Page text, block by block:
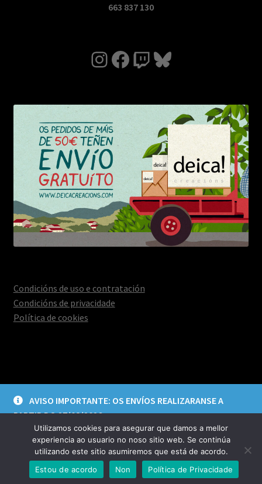
AVISO IMPORTANTE: OS ENVÍOS REALIZARANSE A
PARTIR DO 27/08/2026
Descartar
663 837 130
Instagram
Facebook
TwitchBluesky
Condicións de uso e contratación
Condicións de privacidade
Política de cookies
Aviso legal e política de privacidade
Construído con
0
Utilizamos cookies para asegurar que damos a mellor
experiencia ao usuario no noso sitio web. Se continúa
utilizando este sitio asumiremos que está de acordo.
Estou de acordo
Non Política de Privacidade